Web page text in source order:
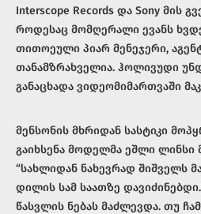
Interscope Records და Sony მის
როდესაც მომღერალი ევანს
თითოეული პიარ მენეჯერი,
თანამზრახველია. ჰოლივუდი
განაცხადა ვიდეომიმართვაში
მენსონის მხრიდან სასტიკი
გაიხსენა მოდელმა ეშლი ლინსი
“სახლიდან ნახევრად შიშველს
დილის სამ საათზე
წასვლის ნებას მაძლევდა. თუ